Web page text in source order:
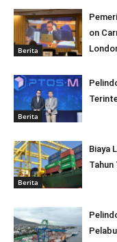
Berita
on
Berita
Berita
Biaya
Tahun